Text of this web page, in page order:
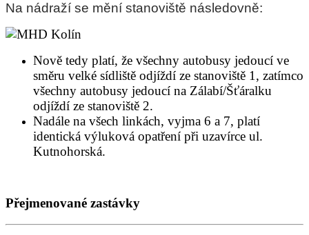
Na nádraží se mění stanoviště následovně:
Nově tedy platí, že všechny autobusy jedoucí ve
směru velké sídliště odjíždí ze stanoviště 1, zatímco
všechny autobusy jedoucí na Zálabí/Šťáralku
odjíždí ze stanoviště 2.
Nadále na všech linkách, vyjma 6 a 7, platí
identická výluková opatření při uzavírce ul.
Kutnohorská.
Přejmenované zastávky